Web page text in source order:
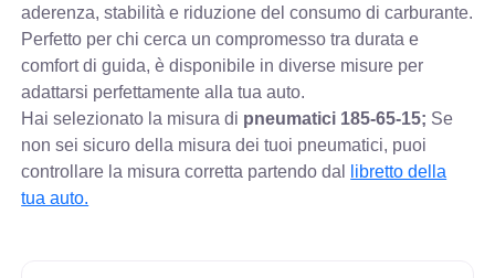
aderenza, stabilità e riduzione del consumo di carburante.
Perfetto per chi cerca un compromesso tra durata e
comfort di guida, è disponibile in diverse misure per
adattarsi perfettamente alla tua auto.
Hai selezionato la misura di pneumatici 185-65-15; Se
non sei sicuro della misura dei tuoi pneumatici, puoi
controllare la misura corretta partendo dal
libretto della
tua auto.